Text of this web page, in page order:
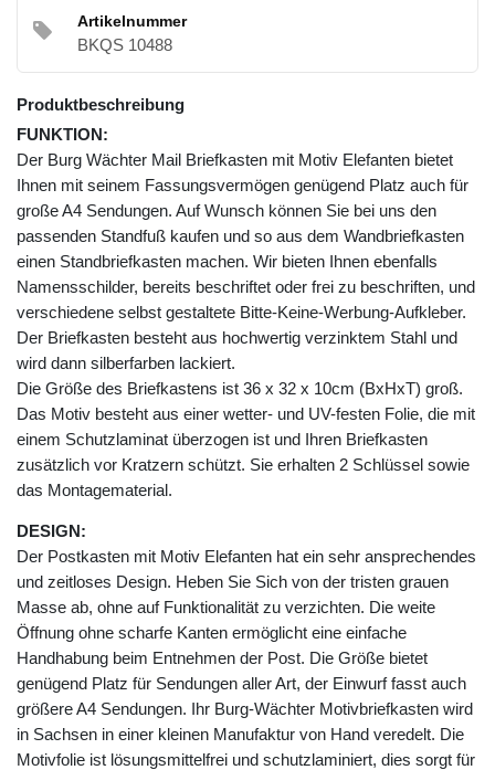
Artikelnummer
BKQS 10488
Produktbeschreibung
FUNKTION:
Der Burg Wächter Mail Briefkasten mit Motiv Elefanten bietet
Ihnen mit seinem Fassungsvermögen genügend Platz auch für
große A4 Sendungen. Auf Wunsch können Sie bei uns den
passenden Standfuß kaufen und so aus dem Wandbriefkasten
einen Standbriefkasten machen. Wir bieten Ihnen ebenfalls
Namensschilder, bereits beschriftet oder frei zu beschriften, und
verschiedene selbst gestaltete Bitte-Keine-Werbung-Aufkleber.
Der Briefkasten besteht aus hochwertig verzinktem Stahl und
wird dann silberfarben lackiert.
Die Größe des Briefkastens ist 36 x 32 x 10cm (BxHxT) groß.
Das Motiv besteht aus einer wetter- und UV-festen Folie, die mit
einem Schutzlaminat überzogen ist und Ihren Briefkasten
zusätzlich vor Kratzern schützt. Sie erhalten 2 Schlüssel sowie
das Montagematerial.
DESIGN:
Der Postkasten mit Motiv Elefanten hat ein sehr ansprechendes
und zeitloses Design. Heben Sie Sich von der tristen grauen
Masse ab, ohne auf Funktionalität zu verzichten. Die weite
Öffnung ohne scharfe Kanten ermöglicht eine einfache
Handhabung beim Entnehmen der Post. Die Größe bietet
genügend Platz für Sendungen aller Art, der Einwurf fasst auch
größere A4 Sendungen. Ihr Burg-Wächter Motivbriefkasten wird
in Sachsen in einer kleinen Manufaktur von Hand veredelt. Die
Motivfolie ist lösungsmittelfrei und schutzlaminiert, dies sorgt für